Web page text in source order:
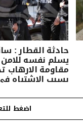
حادثة القطار :
يسلم نفسه
مقاومة الارهاب
بسبب الاشتباه
اضغط